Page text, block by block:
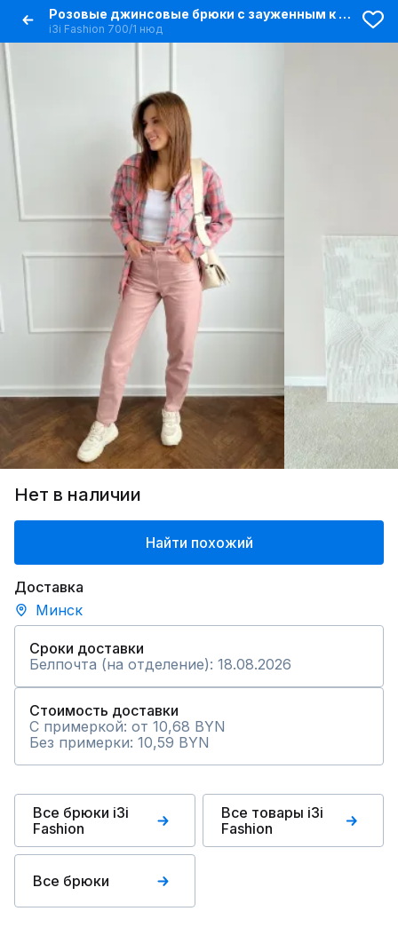
Розовые джинсовые брюки с зауженным к низу фасоном
i3i Fashion 700/1 нюд
Нет в наличии
Найти похожий
Доставка
Минск
Сроки доставки
Белпочта (на отделение): 18.08.2026
Стоимость доставки
С примеркой: от 10,68 BYN
Без примерки: 10,59 BYN
Все брюки i3i
Fashion
Все товары i3i
Fashion
Все брюки